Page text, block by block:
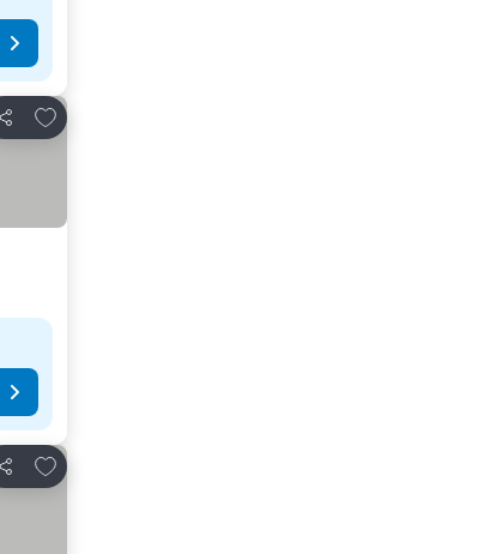
Teilen
Zu Favoriten hinzufügen
Teilen
Zu Favoriten hinzufügen